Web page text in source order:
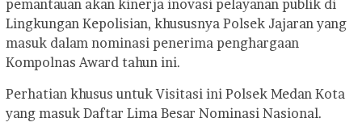
pemantauan akan kinerja inovasi pelayanan publik di
Lingkungan Kepolisian, khususnya Polsek Jajaran yang
masuk dalam nominasi penerima penghargaan
Kompolnas Award tahun ini.
Perhatian khusus untuk Visitasi ini Polsek Medan Kota
yang masuk Daftar Lima Besar Nominasi Nasional.